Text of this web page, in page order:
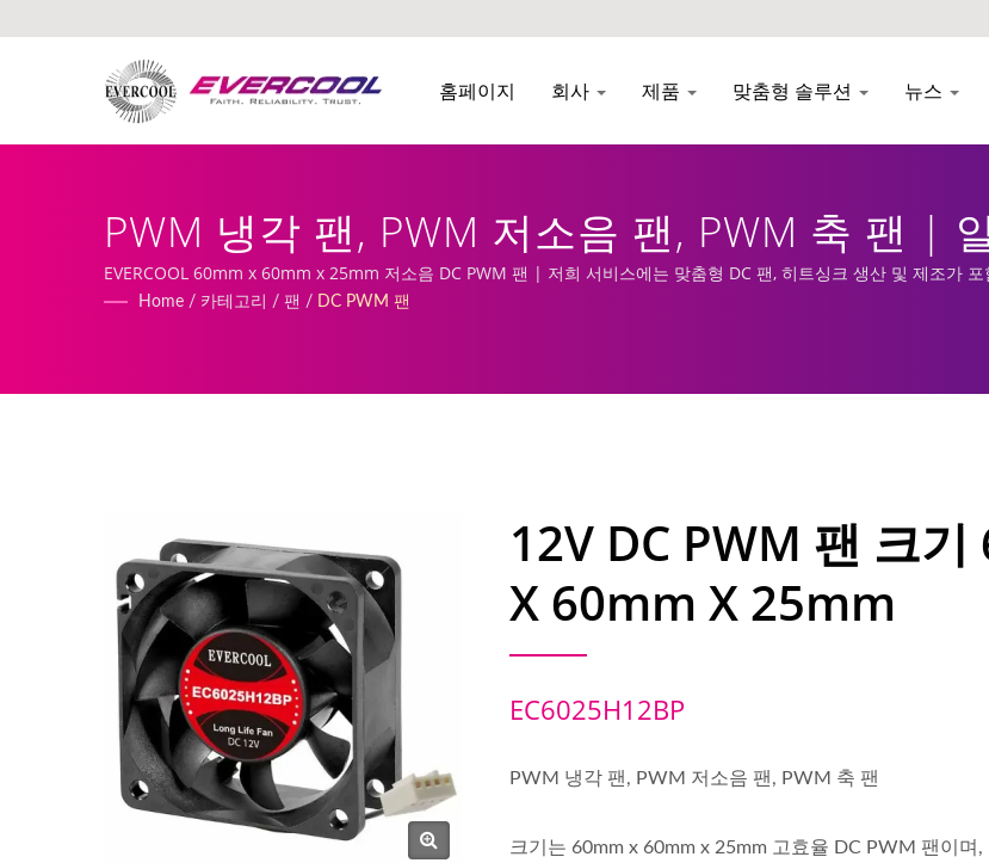
홈페이지 회사 제품 맞춤형 솔루션 뉴스
PWM 냉각 팬, PWM 저소음 팬, PWM 축 팬 |
체 | EVERCOOL
EVERCOOL 60mm x 60mm x 25mm 저소음 DC PWM 팬 | 저희 서비스에는 맞춤형 DC 팬, 히트싱크 생산 및 제조가 포
Home / 카테고리 / 팬 / DC PWM 팬
12V DC PWM 팬 크
X 60mm X 25mm
EC6025H12BP
PWM 냉각 팬, PWM 저소음 팬, PWM 축 팬
크기는 60mm x 60mm x 25mm 고효율 DC PWM 팬이며,